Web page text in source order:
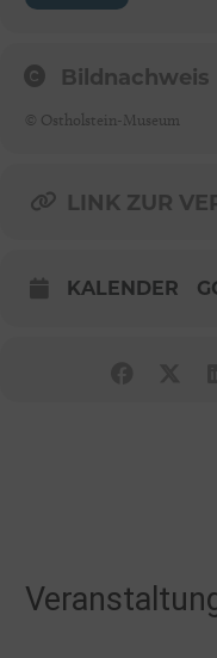
Bildnachweis
© Ostholstein-Museum
LINK ZUR
KALENDER